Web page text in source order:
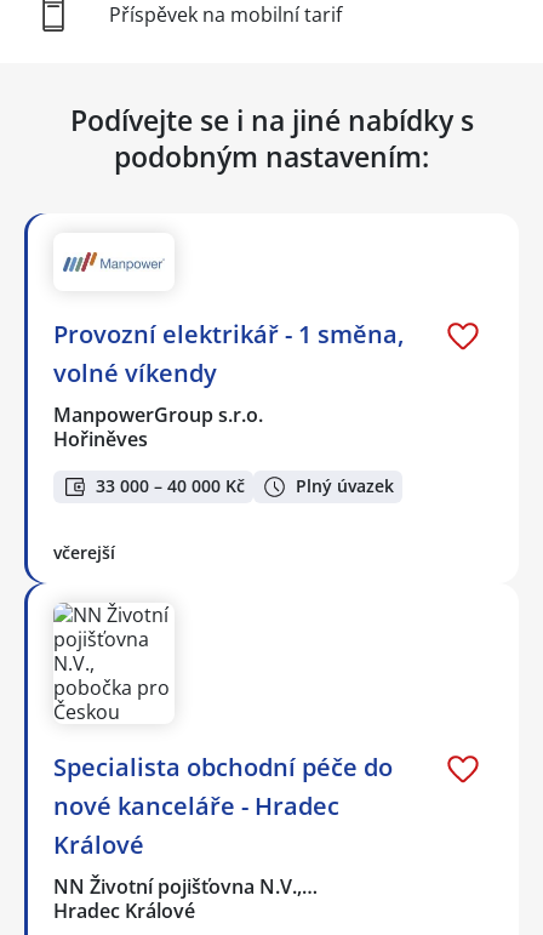
Příspěvek na mobilní tarif
Podívejte se i na jiné nabídky s
podobným nastavením:
Provozní elektrikář - 1 směna,
volné víkendy
ManpowerGroup s.r.o.
Hořiněves
33 000 – 40 000 Kč Plný úvazek
včerejší
Specialista obchodní péče do
nové kanceláře - Hradec
Králové
NN Životní pojišťovna N.V.,…
Hradec Králové